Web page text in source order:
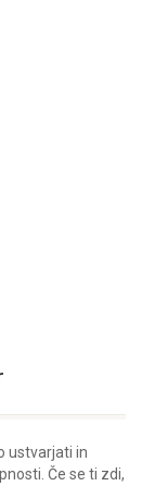
ustvarjati in
Če se ti zdi,